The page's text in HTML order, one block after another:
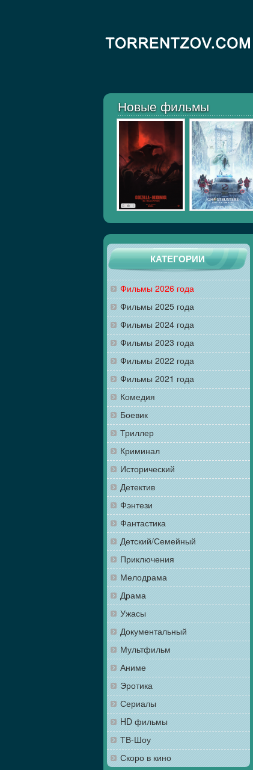
Новые фильмы
КАТЕГОРИИ
Фильмы 2026 года
Фильмы 2025 года
Фильмы 2024 года
Фильмы 2023 года
Фильмы 2022 года
Фильмы 2021 года
Комедия
Боевик
Триллер
Криминал
Исторический
Детектив
Фэнтези
Фантастика
Детский/Семейный
Приключения
Мелодрама
Драма
Ужасы
Документальный
Мультфильм
Аниме
Эротика
Сериалы
HD фильмы
ТВ-Шоу
Скоро в кино